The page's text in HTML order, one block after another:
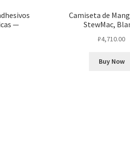
—
Camiseta de
StewMac,
₽4,710.00
Buy Now